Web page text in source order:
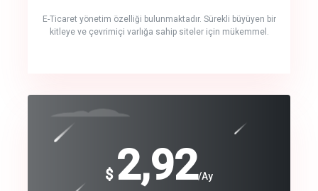
E-Ticaret yönetim özelliği bulunmaktadır. Sürekli büyüyen bir
kitleye ve çevrimiçi varlığa sahip siteler için mükemmel.
crm auto cync
track energy costs
$ 2,92/Ay
$
240